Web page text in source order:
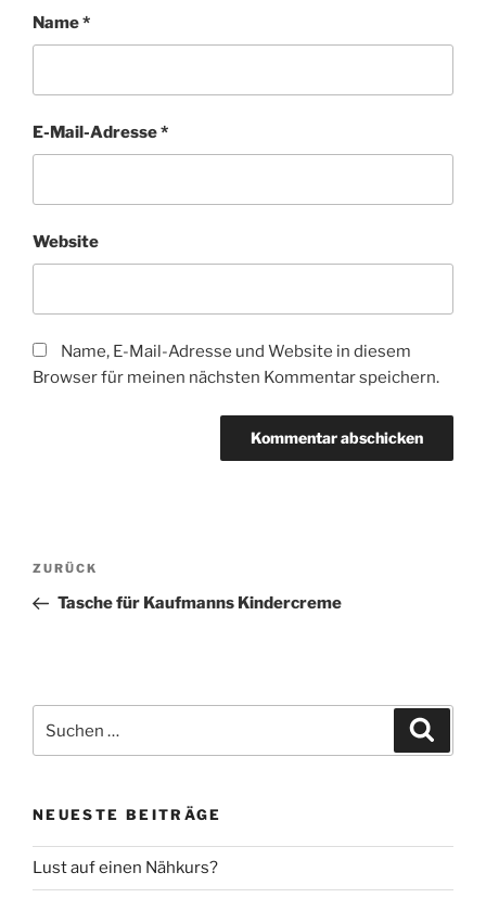
Name*
E-Mail-Adresse*
Website
Name, E-Mail-Adresse und Website in diesem
Browser für meinen nächsten Kommentar speichern.
Beitragsnavigation
Vorheriger
Beitrag
ZURÜCK
Tasche für Kaufmanns Kindercreme
nach:
NEUESTE BEITRÄGE
Lust auf einen Nähkurs?